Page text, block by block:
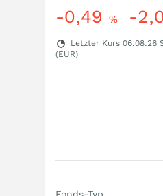
-0,49 % -
Letzter Kurs 06.08.26
(EUR)